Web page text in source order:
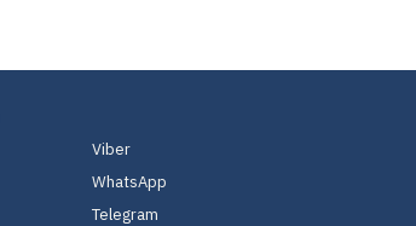
Viber
WhatsApp
Telegram